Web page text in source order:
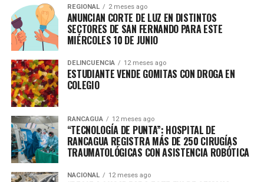
REGIONAL 2 meses ago
ANUNCIAN CORTE DE LUZ EN DISTINTOS
SECTORES DE SAN FERNANDO PARA ESTE
MIÉRCOLES 10 DE JUNIO
DELINCUENCIA 12 meses ago
ESTUDIANTE VENDE GOMITAS CON DROGA EN
COLEGIO
RANCAGUA 12 meses ago
“TECNOLOGÍA DE PUNTA”: HOSPITAL DE
RANCAGUA REGISTRA MÁS DE 250 CIRUGÍAS
TRAUMATOLÓGICAS CON ASISTENCIA ROBÓTICA
NACIONAL 12 meses ago